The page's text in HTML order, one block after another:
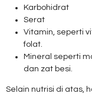
Karbohidrat
Serat
Vitamin, seperti
folat.
Mineral seperti
dan zat besi.
Selain nutrisi di atas,